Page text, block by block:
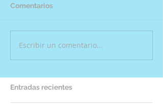
Comentarios
Escribir un comentario...
Entradas recientes